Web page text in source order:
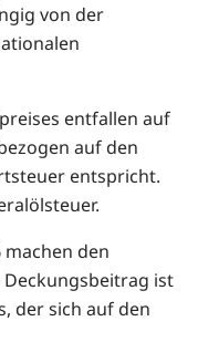
von der
entfallen auf
auf den
entspricht.
machen den
ist
der sich auf den